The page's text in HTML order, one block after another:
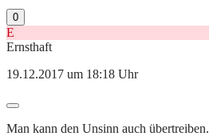
0
E
Ernsthaft
19.12.2017 um 18:18 Uhr
Man kann den Unsinn auch übertreiben.